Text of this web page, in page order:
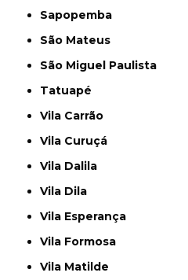
Sapopemba
São Mateus
São Miguel Paulista
Tatuapé
Vila Carrão
Vila Curuçá
Vila Dalila
Vila Dila
Vila Esperança
Vila Formosa
Vila Matilde